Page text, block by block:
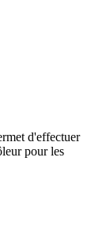
d'effectuer
pour les